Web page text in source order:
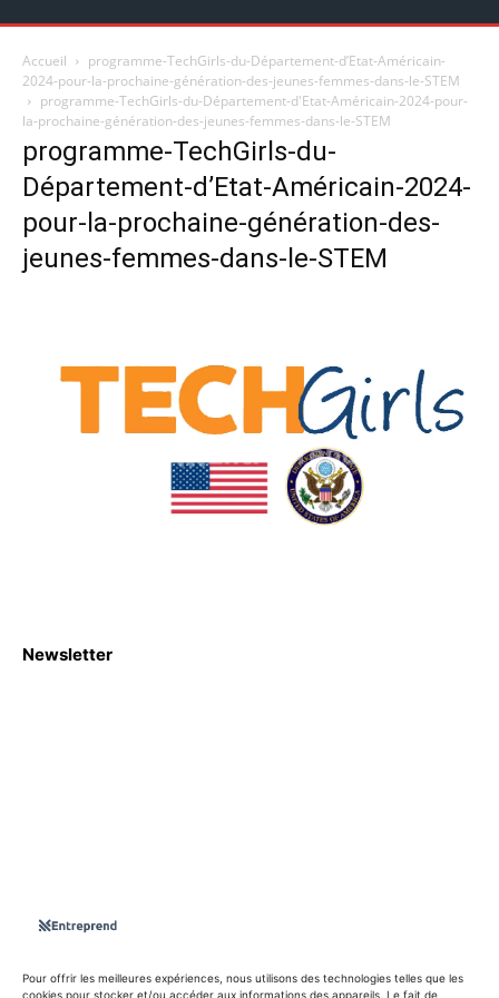
Pour offrir les meilleures expériences, nous utilisons des technologies telles que les
cookies pour stocker et/ou accéder aux informations des appareils. Le fait de
Accueil
programme-TechGirls-du-Département-d’Etat-Américain-
2024-pour-la-prochaine-génération-des-jeunes-femmes-dans-le-STEM
programme-TechGirls-du-Département-d'Etat-Américain-2024-pour-
la-prochaine-génération-des-jeunes-femmes-dans-le-STEM
programme-TechGirls-du-
Département-d’Etat-Américain-2024-
pour-la-prochaine-génération-des-
jeunes-femmes-dans-le-STEM
Newsletter